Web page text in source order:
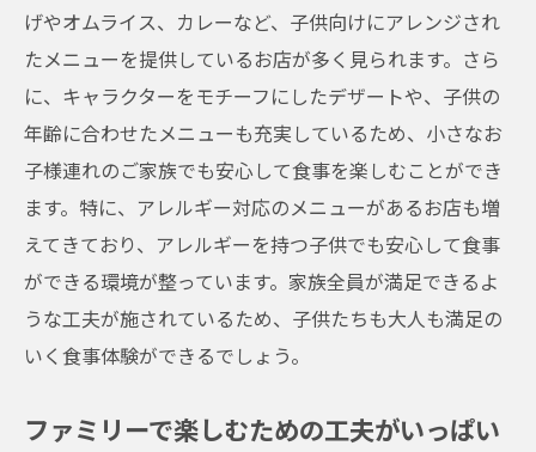
げやオムライス、カレーなど、子供向けにアレンジされ
たメニューを提供しているお店が多く見られます。さら
に、キャラクターをモチーフにしたデザートや、子供の
年齢に合わせたメニューも充実しているため、小さなお
子様連れのご家族でも安心して食事を楽しむことができ
ます。特に、アレルギー対応のメニューがあるお店も増
えてきており、アレルギーを持つ子供でも安心して食事
ができる環境が整っています。家族全員が満足できるよ
うな工夫が施されているため、子供たちも大人も満足の
いく食事体験ができるでしょう。
ファミリーで楽しむための工夫がいっぱい